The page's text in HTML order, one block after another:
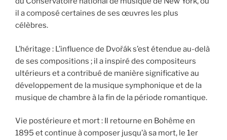
il a composé certaines de ses œuvres les plus
célèbres.
L’héritage : L’influence de Dvořák s’est étendue au-delà
de ses compositions ; il a inspiré des compositeurs
ultérieurs et a contribué de manière significative au
développement de la musique symphonique et de la
musique de chambre à la fin de la période romantique.
Vie postérieure et mort : Il retourne en Bohême en
1895 et continue à composer jusqu’à sa mort, le 1er